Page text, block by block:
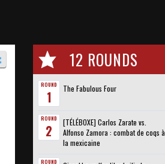
12 ROUNDS
ROUND
1 The Fabulous Four
ROUND
2
[TÉLÉBOXE] Carlos Zarate vs.
Alfonso Zamora : combat de coqs à
la mexicaine
ROUND